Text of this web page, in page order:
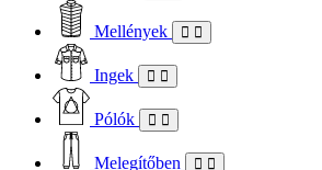
Mellények
Ingek
Pólók
Melegítőben